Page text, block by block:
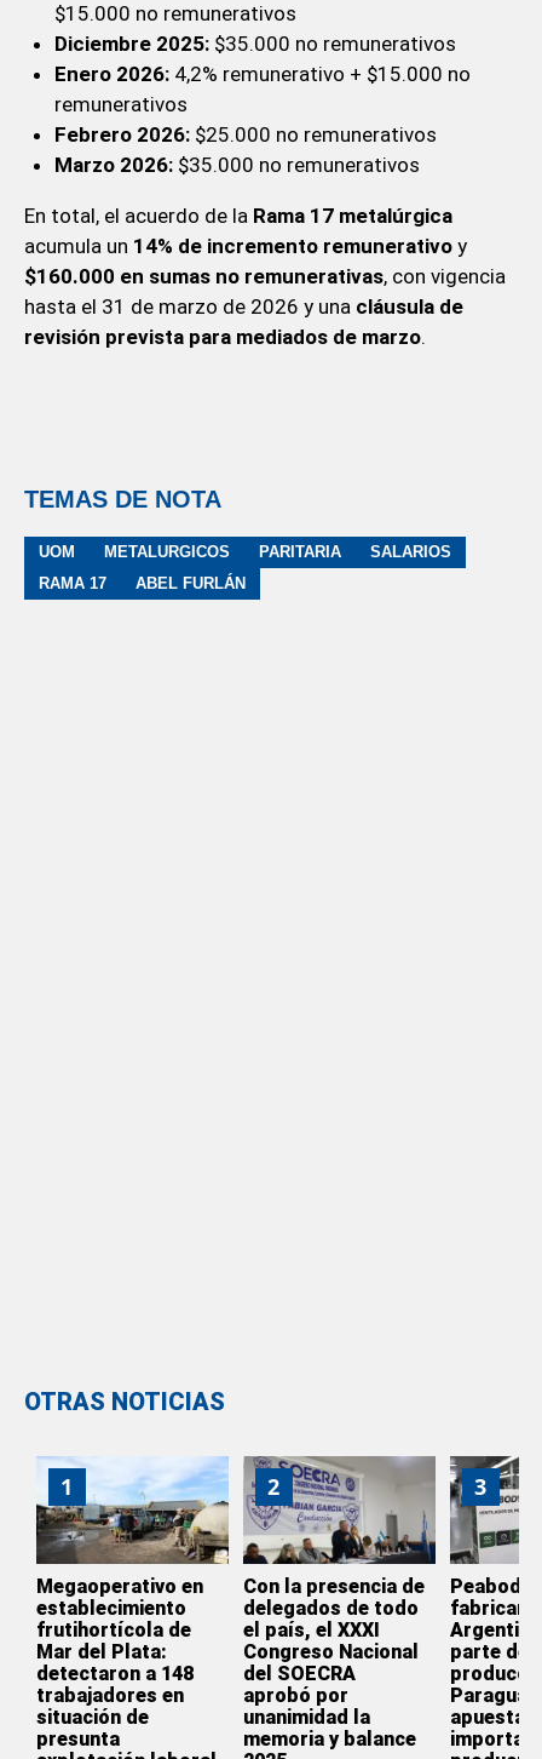
$15.000 no remunerativos
Diciembre 2025:$35.000 no remunerativos
Enero 2026:4,2% remunerativo + $15.000 no
remunerativos
Febrero 2026:$25.000 no remunerativos
Marzo 2026:$35.000 no remunerativos
En total, el acuerdo de la Rama 17 metalúrgica
acumula un 14% de incremento remunerativoy
$160.000 en sumas no remunerativas, con vigencia
hasta el 31 de marzo de 2026 y una cláusula de
revisión prevista para mediados de marzo.
TEMAS DE NOTA
UOM METALURGICOS PARITARIA
SALARIOS
RAMA 17
ABEL FURLÁN
OTRAS NOTICIAS
1
Megaoperativo en
establecimiento
frutihortícola de
Mar del Plata:
detectaron a 148
trabajadores en
situación de
presunta
2
Con la presencia de
delegados de todo
el país, el XXXI
Congreso Nacional
del SOECRA
aprobó por
unanimidad la
memoria y balance
3
Peabody
fabricar
parte de
apuesta
importar